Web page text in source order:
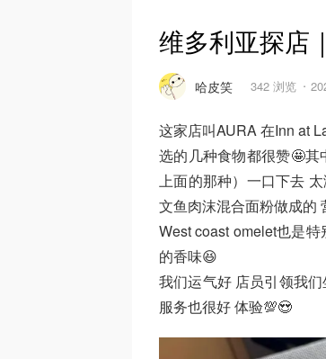
维多利亚探店
哈皮笑 342 浏览
这家店叫AURA 在Inn at
选的几种食物都很赞🤩
上面的那种）一口下去
文鱼肉沫混合面粉做成的
West coast omelet也是
的香味😆
我们运气好 店员引领我
服务也很好 体验💯😍